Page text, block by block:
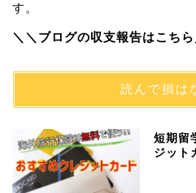
す。
＼＼ブログの収支報告はこちら
読んで損は
短期留
ジット